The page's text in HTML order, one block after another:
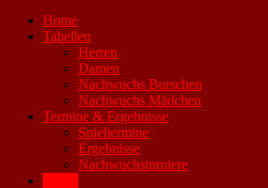
Home
Tabellen
Herren
Damen
Nachwuchs Burschen
Nachwuchs Mädchen
Termine & Ergebnisse
Spieltermine
Ergebnisse
Nachwuchsturniere